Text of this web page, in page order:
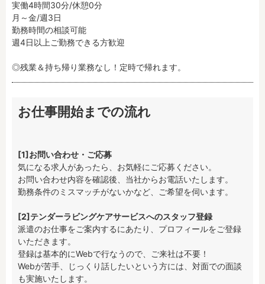
実働4時間30分/休憩0分
月～金/週3日
勤務時間の相談可能
週4日以上ご勤務できる方歓迎
◎残業＆持ち帰り業務なし！定時で帰れます。
お仕事開始までの流れ
[1]お問い合わせ・ご応募
気になる求人があったら、お気軽にご応募ください。
お問い合わせ内容を確認後、当社からお電話いたします。
勤務条件のミスマッチがないかなど、ご希望を伺います。
[2]テンダーラビングケアサービスへのスタッフ登録
派遣のお仕事をご案内するにあたり、プロフィールをご登録
いただきます。
登録は基本的にWebで行なうので、ご来社は不要！
Webが苦手、じっくり話したいという方には、対面での面談
も実施いたします。